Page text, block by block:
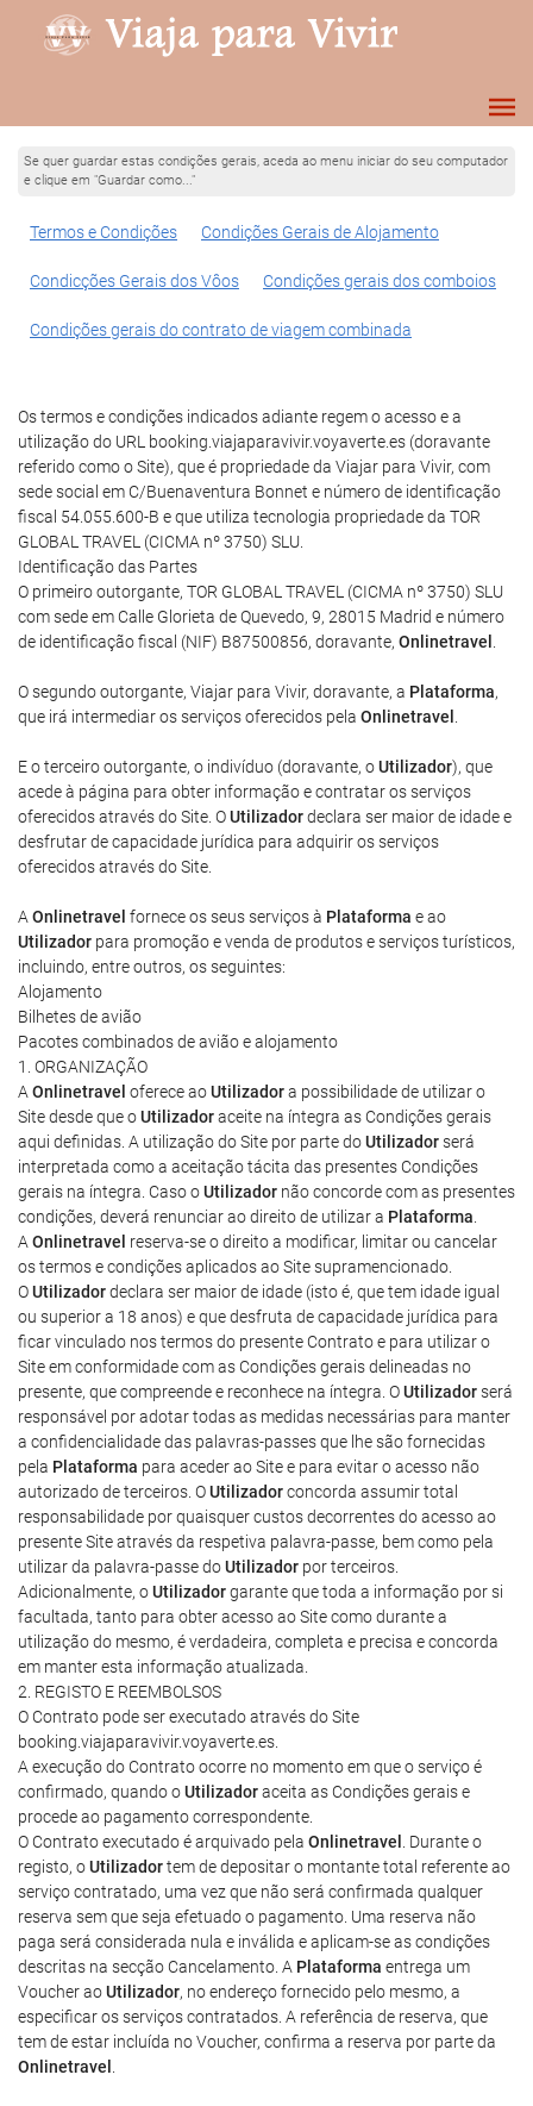
Se quer guardar estas condições gerais, aceda ao menu iniciar do seu computador
e clique em "Guardar como..."
Termos e Condições Condições Gerais de Alojamento
Condicções Gerais dos Vôos Condições gerais dos comboios
Condições gerais do contrato de viagem combinada
Os termos e condições indicados adiante regem o acesso e a
utilização do URL booking.viajaparavivir.voyaverte.es (doravante
referido como o Site), que é propriedade da Viajar para Vivir, com
sede social em C/Buenaventura Bonnet e número de identificação
fiscal 54.055.600-B e que utiliza tecnologia propriedade da TOR
GLOBAL TRAVEL (CICMA nº 3750) SLU.
Identificação das Partes
O primeiro outorgante, TOR GLOBAL TRAVEL (CICMA nº 3750) SLU
com sede em Calle Glorieta de Quevedo, 9, 28015 Madrid e número
de identificação fiscal (NIF) B87500856, doravante, Onlinetravel .
O segundo outorgante, Viajar para Vivir, doravante, a Plataforma,
que irá intermediar os serviços oferecidos pela Onlinetravel .
E o terceiro outorgante, o indivíduo (doravante, oUtilizador), que
acede à página para obter informação e contratar os serviços
oferecidos através do Site. OUtilizadordeclara ser maior de idade e
desfrutar de capacidade jurídica para adquirir os serviços
oferecidos através do Site.
AOnlinetravel fornece os seus serviços à Plataforma e ao
Utilizador para promoção e venda de produtos e serviços turísticos,
incluindo, entre outros, os seguintes:
Alojamento
Bilhetes de avião
Pacotes combinados de avião e alojamento
1. ORGANIZAÇÃO
AOnlinetravel oferece aoUtilizadora possibilidade de utilizar o
Site desde que oUtilizadoraceite na íntegra as Condições gerais
aqui definidas. A utilização do Site por parte doUtilizadorserá
interpretada como a aceitação tácita das presentes Condições
gerais na íntegra. Caso oUtilizador não concorde com as presentes
condições, deverá renunciar ao direito de utilizar a Plataforma.
AOnlinetravel reserva-se o direito a modificar, limitar ou cancelar
os termos e condições aplicados ao Site supramencionado.
OUtilizadordeclara ser maior de idade (isto é, que tem idade igual
ou superior a 18 anos) e que desfruta de capacidade jurídica para
ficar vinculado nos termos do presente Contrato e para utilizar o
Site em conformidade com as Condições gerais delineadas no
presente, que compreende e reconhece na íntegra. OUtilizadorserá
responsável por adotar todas as medidas necessárias para manter
a confidencialidade das palavras-passes que lhe são fornecidas
pela Plataforma para aceder ao Site e para evitar o acesso não
autorizado de terceiros. OUtilizadorconcorda assumir total
responsabilidade por quaisquer custos decorrentes do acesso ao
presente Site através da respetiva palavra-passe, bem como pela
utilizar da palavra-passe doUtilizador por terceiros.
Adicionalmente, oUtilizadorgarante que toda a informação por si
facultada, tanto para obter acesso ao Site como durante a
utilização do mesmo, é verdadeira, completa e precisa e concorda
em manter esta informação atualizada.
2. REGISTO E REEMBOLSOS
O Contrato pode ser executado através do Site
booking.viajaparavivir.voyaverte.es.
A execução do Contrato ocorre no momento em que o serviço é
confirmado, quando oUtilizadoraceita as Condições gerais e
procede ao pagamento correspondente.
O Contrato executado é arquivado pela Onlinetravel . Durante o
registo, oUtilizadortem de depositar o montante total referente ao
serviço contratado, uma vez que não será confirmada qualquer
reserva sem que seja efetuado o pagamento. Uma reserva não
paga será considerada nula e inválida e aplicam-se as condições
descritas na secção Cancelamento. A Plataforma entrega um
Voucher aoUtilizador, no endereço fornecido pelo mesmo, a
especificar os serviços contratados. A referência de reserva, que
tem de estar incluída no Voucher, confirma a reserva por parte da
Onlinetravel .